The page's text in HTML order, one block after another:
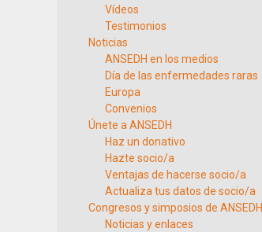
Vídeos
Testimonios
Noticias
ANSEDH en los medios
Día de las enfermedades raras
Europa
Convenios
Únete a ANSEDH
Haz un donativo
Hazte socio/a
Ventajas de hacerse socio/a
Actualiza tus datos de socio/a
Congresos y simposios de ANSEDH
Noticias y enlaces